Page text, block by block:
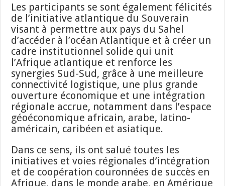
Les participants se sont également félicités
de l’initiative atlantique du Souverain
visant à permettre aux pays du Sahel
d’accéder à l’océan Atlantique et à créer un
cadre institutionnel solide qui unit
l’Afrique atlantique et renforce les
synergies Sud-Sud, grâce à une meilleure
connectivité logistique, une plus grande
ouverture économique et une intégration
régionale accrue, notamment dans l’espace
géoéconomique africain, arabe, latino-
américain, caribéen et asiatique.
Dans ce sens, ils ont salué toutes les
initiatives et voies régionales d’intégration
et de coopération couronnées de succès en
Afrique, dans le monde arabe, en Amérique